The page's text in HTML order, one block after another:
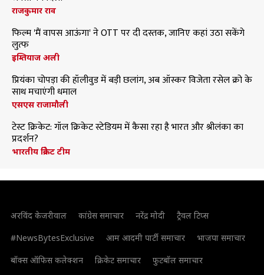
राजकुमार राव
फिल्म 'मैं वापस आऊंगा' ने OTT पर दी दस्तक, जानिए कहां उठा सकेंगे
लुत्फ
इम्तियाज अली
प्रियंका चोपड़ा की हॉलीवुड में बड़ी छलांग, अब ऑस्कर विजेता रसेल क्रो के
साथ मचाएंगी धमाल
एसएस राजामौली
टेस्ट क्रिकेट: गॉल क्रिकेट स्टेडियम में कैसा रहा है भारत और श्रीलंका का
प्रदर्शन?
भारतीय क्रिकेट टीम
अरविंद केजरीवाल कांग्रेस समाचार नरेंद्र मोदी
ट्रैवल टिप्स
#NewsBytesExclusive
आम आदमी पार्टी समाचार
भाजपा समाचार
बॉक्स ऑफिस कलेक्शन
क्रिकेट समाचार फुटबॉल समाचार